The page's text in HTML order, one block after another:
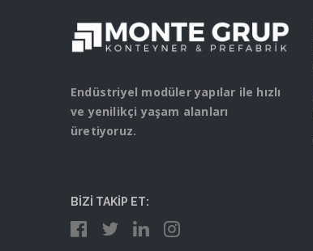
Endüstriyel modüler yapılar ile hızlı
ve yenilikçi yaşam alanları
üretiyoruz.
BİZİ TAKİP ET: